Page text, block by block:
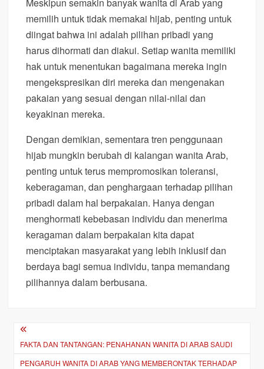
Meskipun semakin banyak wanita di Arab yang
memilih untuk tidak memakai hijab, penting untuk
diingat bahwa ini adalah pilihan pribadi yang
harus dihormati dan diakui. Setiap wanita memiliki
hak untuk menentukan bagaimana mereka ingin
mengekspresikan diri mereka dan mengenakan
pakaian yang sesuai dengan nilai-nilai dan
keyakinan mereka.
Dengan demikian, sementara tren penggunaan
hijab mungkin berubah di kalangan wanita Arab,
penting untuk terus mempromosikan toleransi,
keberagaman, dan penghargaan terhadap pilihan
pribadi dalam hal berpakaian. Hanya dengan
menghormati kebebasan individu dan menerima
keragaman dalam berpakaian kita dapat
menciptakan masyarakat yang lebih inklusif dan
berdaya bagi semua individu, tanpa memandang
pilihannya dalam berbusana.
Post
navigation
FAKTA DAN TANTANGAN: PENAHANAN WANITA DI ARAB SAUDI
PENGARUH WANITA DI ARAB YANG MEMBERONTAK TERHADAP